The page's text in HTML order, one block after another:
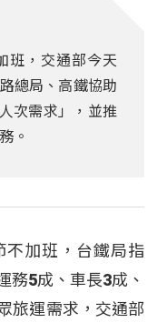
班，交通部今天
總局、高鐵協助
次需求」，並推
。
不加班，台鐵局指
務5成、車長3成、
旅運需求，交通部